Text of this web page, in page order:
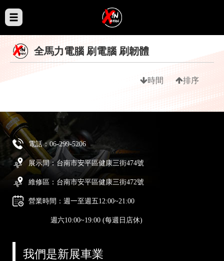
全馬力電腦 刷電腦 刷韌體
時間 排序
電話：06-299-5206
展示間：台南市安平區健康三街474號
維修區：台南市安平區健康三街472號
營業時間：週一至週五12:00~21:00
週六10:00~19:00 (每週日店休)
我們是新展車業